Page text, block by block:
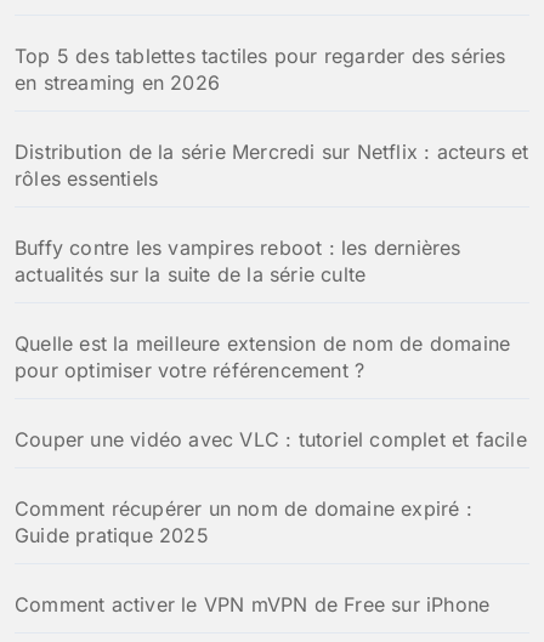
Top 5 des tablettes tactiles pour regarder des séries
en streaming en 2026
Distribution de la série Mercredi sur Netflix : acteurs et
rôles essentiels
Buffy contre les vampires reboot : les dernières
actualités sur la suite de la série culte
Quelle est la meilleure extension de nom de domaine
pour optimiser votre référencement ?
Couper une vidéo avec VLC : tutoriel complet et facile
Comment récupérer un nom de domaine expiré :
Guide pratique 2025
Comment activer le VPN mVPN de Free sur iPhone